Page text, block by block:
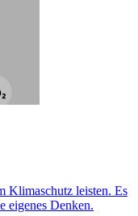
Klimaschutz leisten. Es
eigenes Denken.